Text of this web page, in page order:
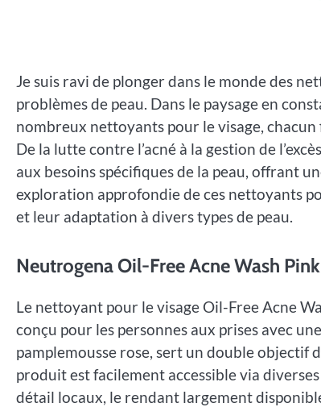
Je suis ravi de plonger dans le monde des
problèmes de peau. Dans le paysage en
nombreux nettoyants pour le visage,
De la lutte contre l’acné à la gestion de
aux besoins spécifiques de la peau, offrant
exploration approfondie de ces nettoyants
et leur adaptation à divers types de peau.
Neutrogena Oil-Free Acne Wash
Le nettoyant pour le visage Oil-Free Acne
conçu pour les personnes aux prises avec
pamplemousse rose, sert un double objectif
produit est facilement accessible via
détail locaux, le rendant largement